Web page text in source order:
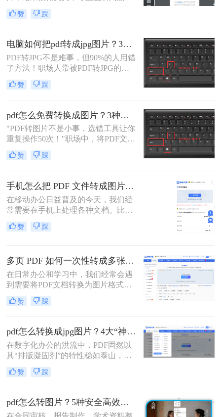
塌。”作为一名深耕电脑办公软件测
评多年的博主，小编每天都在与各种
办公人群和自媒体创作者而言，将一
份精心制作的PDF报告、产品手册或
设计稿，精准无误地转换为JPG图
片，是嵌入PPT、上传网站或进行二
次编辑的常见刚需。
赞 踩
电脑如何把pdf转成jpg图片？3种高效方法，精准转换不踩坑！
PDF转JPG不是难事，但90%的人用错
了方法！职场人常被PDF转JPG的效
率问题困扰：扫描版文档转图片模
糊、批量处理繁琐、安全隐忧频发。
编，我见过太多人因方法不当浪费时
间。
赞 踩
pdf怎么免费转换成图片？3种高效方法实测！
"PDF转图片不是小事，选错工具让你
重复操作50次！"职场中，将PDF文档
快速转为清晰图片是高频刚需——会
议截图、社交媒体配图、技术文档存
公族曾陷入“转换后模糊不清、手动
调整耗时”的困境。
赞 踩
手机怎么把 PDF 文件转成图片？4种高效方法实测推荐
在移动办公日益普及的今天，我们经
常需要在手机上处理各种文档。比如
收到电子发票、合同或者学习资料是
PDF格式，但对方要求发送JPG图
片。
赞 踩
多页 PDF 如何一次性转成多张图片？高效方法全解析！
在日常办公和学习中，我们经常会遇
到需要将PDF文档转换为图片格式的
情况，比如制作PPT素材、在社交媒
体分享资料，或者在不方便打开PDF
十页甚至上百页的PDF文件时，一页
页截图显然不现实。那么，多页 PDF
如何一次性转成多张图片呢？本文将
为你推荐几种有效的方法，并附带详
细的操作步骤和注意事项。
赞 踩
pdf怎么转换成jpg图片？4大“神操作”让文件处理效率飙升！
在数字化办公的洪流中，PDF固然以
其“排版凝固剂”的特性稳如泰山，但
当我们需要快速分享、即时预览或二
次编辑时，它往往变成了一堵厚重的
不仅是格式的跃迁，更是工作流的彻
底解放。那么pdf怎么转换成jpg图片​
赞 踩
pdf怎么转图片？5种安全高效实测方法！